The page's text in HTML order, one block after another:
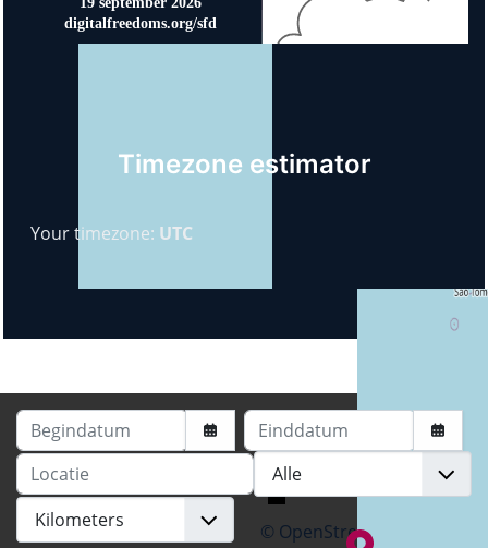
−
© OpenStreetMap
Timezone estimator
Your timezone: UTC
Begindatum
Einddatum
Locatie